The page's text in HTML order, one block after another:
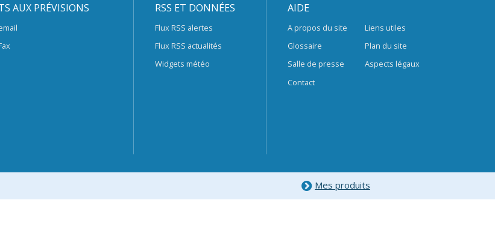
AUX PRÉVISIONS RSS ET DONNÉES
Flux RSS alertes
Flux RSS actualités
Widgets météo
AIDE
A propos du site
Glossaire
Salle de presse
Contact
Liens utiles
Plan du site
Aspects légaux
Mes produits